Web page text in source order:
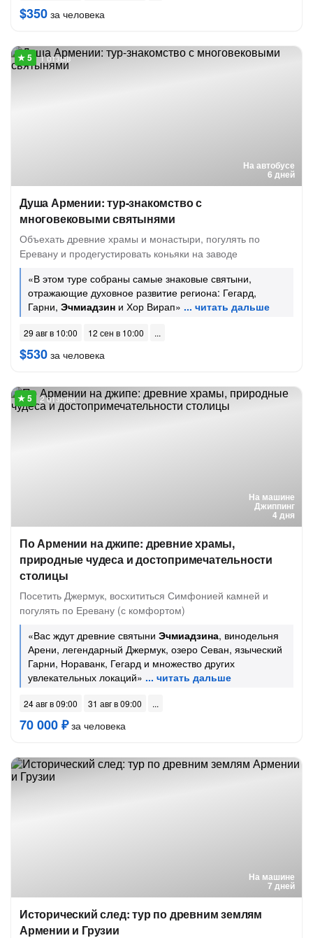
$350 за человека
На автобусе
6 дней
1 отзыв
Душа Армении: тур-знакомство с
многовековыми святынями
Объехать древние храмы и монастыри, погулять по
Еревану и продегустировать коньяки на заводе
«В этом туре собраны самые знаковые святыни,
отражающие духовное развитие региона: Гегард,
Гарни, Эчмиадзин и Хор Вирап»
29 авг в 10:00 12 сен в 10:00
$530 за человека
На машине
Джиппинг
4 дня
2 отзыва
По Армении на джипе: древние храмы,
природные чудеса и достопримечательности
столицы
Посетить Джермук, восхититься Симфонией камней и
погулять по Еревану (с комфортом)
«Вас ждут древние святыни Эчмиадзина, винодельня
Арени, легендарный Джермук, озеро Севан, языческий
Гарни, Нораванк, Гегард и множество других
увлекательных локаций»
24 авг в 09:00 31 авг в 09:00
70 000 ₽за человека
На машине
7 дней
Исторический след: тур по древним землям
Армении и Грузии